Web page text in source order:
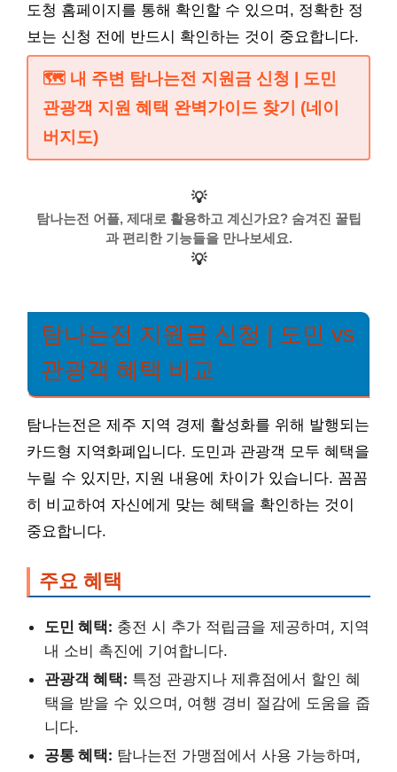
도청 홈페이지를 통해 확인할 수 있으며, 정확한 정
보는 신청 전에 반드시 확인하는 것이 중요합니다.
🗺️ 내 주변 탐나는전 지원금 신청 | 도민
관광객 지원 혜택 완벽가이드 찾기 (네이
버지도)
💡
탐나는전 어플, 제대로 활용하고 계신가요? 숨겨진 꿀팁
과 편리한 기능들을 만나보세요.
💡
탐나는전 지원금 신청 | 도민 vs
관광객 혜택 비교
탐나는전은 제주 지역 경제 활성화를 위해 발행되는
카드형 지역화폐입니다. 도민과 관광객 모두 혜택을
누릴 수 있지만, 지원 내용에 차이가 있습니다. 꼼꼼
히 비교하여 자신에게 맞는 혜택을 확인하는 것이
중요합니다.
주요 혜택
도민 혜택: 충전 시 추가 적립금을 제공하며, 지역
내 소비 촉진에 기여합니다.
관광객 혜택: 특정 관광지나 제휴점에서 할인 혜
택을 받을 수 있으며, 여행 경비 절감에 도움을 줍
니다.
공통 혜택: 탐나는전 가맹점에서 사용 가능하며,